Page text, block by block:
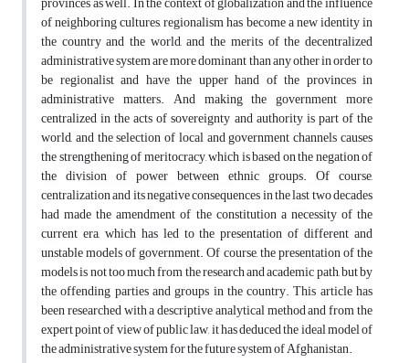
of neighboring cultures, regionalism has become a new identity in
the country and the world, and the merits of the decentralized
administrative system are more dominant than any other in order to
be regionalist and have the upper hand of the provinces in
administrative matters. And making the government more
centralized in the acts of sovereignty and authority is part of the
world, and the selection of local and government channels causes
the strengthening of meritocracy, which is based on the negation of
the division of power between ethnic groups. Of course,
centralization and its negative consequences in the last two decades
had made the amendment of the constitution a necessity of the
current era, which has led to the presentation of different and
unstable models of government. Of course, the presentation of the
models is not too much from the research and academic path, but by
the offending parties and groups in the country. This article has
been researched with a descriptive analytical method and from the
expert point of view of public law, it has deduced the ideal model of
the administrative system for the future system of Afghanistan.